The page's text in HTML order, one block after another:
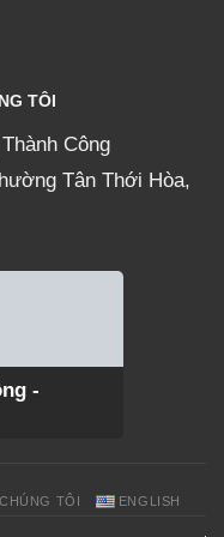
TÔI
Công
Tân Thới Hòa,
-
TÔI ENGLISH